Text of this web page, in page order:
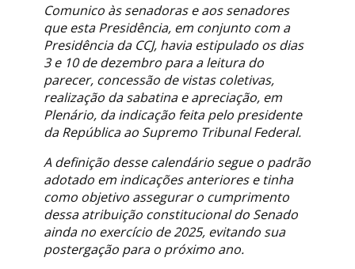
Comunico às senadoras e aos senadores
que esta Presidência, em conjunto com a
Presidência da CCJ, havia estipulado os dias
3 e 10 de dezembro para a leitura do
parecer, concessão de vistas coletivas,
realização da sabatina e apreciação, em
Plenário, da indicação feita pelo presidente
da República ao Supremo Tribunal Federal.
A definição desse calendário segue o padrão
adotado em indicações anteriores e tinha
como objetivo assegurar o cumprimento
dessa atribuição constitucional do Senado
ainda no exercício de 2025, evitando sua
postergação para o próximo ano.